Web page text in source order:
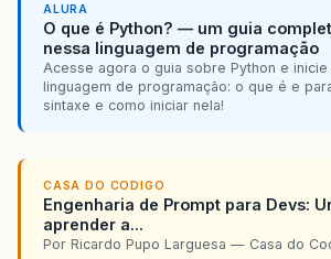
ALURA
O que é Python? — um guia
nessa linguagem de programação
Acesse agora o guia sobre Python e inicie
linguagem de programação: o que é e
sintaxe e como iniciar nela!
CASA DO CODIGO
Engenharia de Prompt para Devs:
aprender a...
Por Ricardo Pupo Larguesa — Casa do